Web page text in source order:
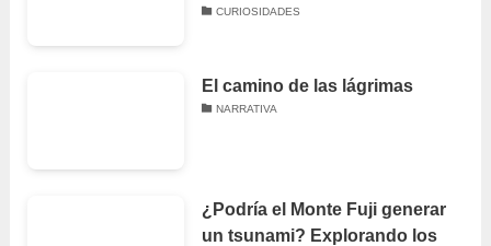
CURIOSIDADES
El camino de las lágrimas
NARRATIVA
¿Podría el Monte Fuji generar
un tsunami? Explorando los